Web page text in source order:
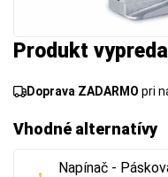
Produkt
Doprava ZADARMO pri
Vhodné alternatívy
Napínač -